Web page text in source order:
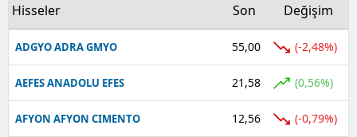
Hisseler Son Değişim
ADGYO ADRA GMYO 55,00 (-2,48%)
AEFES ANADOLU EFES 21,58 (0,56%)
AFYON AFYON CIMENTO 12,56 (-0,79%)